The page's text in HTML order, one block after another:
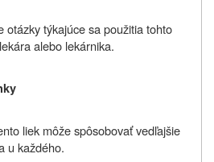
otázky týkajúce sa použitia tohto
alebo lekárnika.
liek môže spôsobovať vedľajšie
u každého.